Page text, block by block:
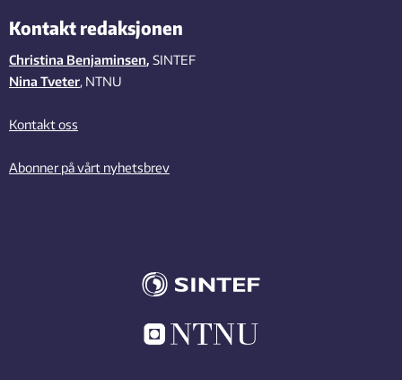
Kontakt redaksjonen
Christina Benjaminsen, SINTEF
Nina Tveter, NTNU
Kontakt oss
Abonner på vårt nyhetsbrev